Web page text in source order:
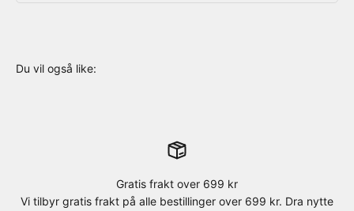
Gratis frakt over 699 kr
Vi tilbyr gratis frakt på alle bestillinger over 699 kr. Dra nytte